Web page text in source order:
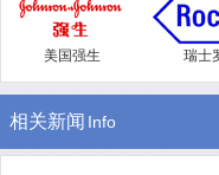
美国强生 瑞士
相关新闻 Info